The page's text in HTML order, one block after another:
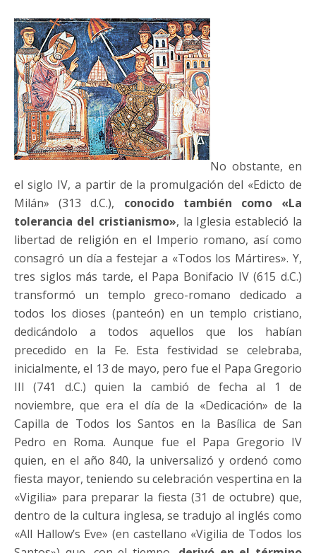
No obstante, en
el siglo IV, a partir de la promulgación del «Edicto de
Milán» (313 d.C.), conocido también como «La
tolerancia del cristianismo», la Iglesia estableció la
libertad de religión en el Imperio romano, así como
consagró un día a festejar a «Todos los Mártires». Y,
tres siglos más tarde, el Papa Bonifacio IV (615 d.C.)
transformó un templo greco-romano dedicado a
todos los dioses (panteón) en un templo cristiano,
dedicándolo a todos aquellos que los habían
precedido en la Fe. Esta festividad se celebraba,
inicialmente, el 13 de mayo, pero fue el Papa Gregorio
III (741 d.C.) quien la cambió de fecha al 1 de
noviembre, que era el día de la «Dedicación» de la
Capilla de Todos los Santos en la Basílica de San
Pedro en Roma. Aunque fue el Papa Gregorio IV
quien, en el año 840, la universalizó y ordenó como
fiesta mayor, teniendo su celebración vespertina en la
«Vigilia» para preparar la fiesta (31 de octubre) que,
dentro de la cultura inglesa, se tradujo al inglés como
«All Hallow’s Eve» (en castellano «Vigilia de Todos los